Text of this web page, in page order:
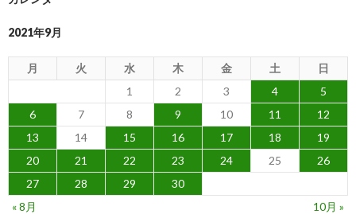
2021年9月
月 火 水 木 金 土
日
1
2 3 4
5
6
7 8 9 10 11
12
13
14 15 16 17 18
19
20
21 22 23 24 25
26
27
28 29
30
« 8月
10月 »